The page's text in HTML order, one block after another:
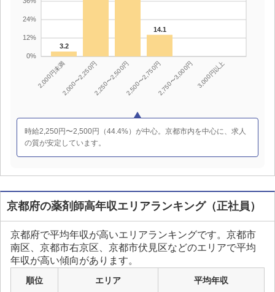
時給2,250円〜2,500円（44.4%）が中心。京都市内を中心に、求人
の質が安定しています。
京都府の薬剤師高年収エリアランキング（正社員）
京都府で平均年収が高いエリアランキングです。京都市
南区、京都市右京区、京都市伏見区などのエリアで平均
年収が高い傾向があります。
順位 エリア 平均年収